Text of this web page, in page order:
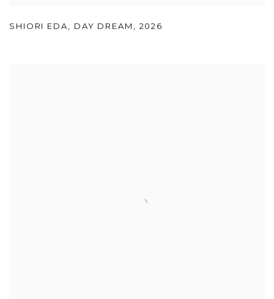
SHIORI EDA, DAY DREAM , 2026